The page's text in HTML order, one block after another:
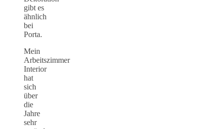
gibt es
ähnlich
bei
Porta.
Mein
Arbeitszimmer
Interior
hat
sich
über
die
Jahre
sehr